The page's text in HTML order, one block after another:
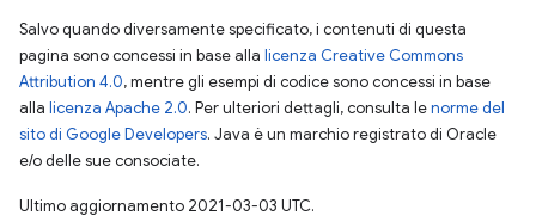
Salvo quando diversamente specificato, i contenuti di questa
pagina sono concessi in base alla licenza Creative Commons
Attribution 4.0, mentre gli esempi di codice sono concessi in base
alla licenza Apache 2.0. Per ulteriori dettagli, consulta lenorme del
sito di Google Developers. Java è un marchio registrato di Oracle
e/o delle sue consociate.
Ultimo aggiornamento 2021-03-03 UTC.